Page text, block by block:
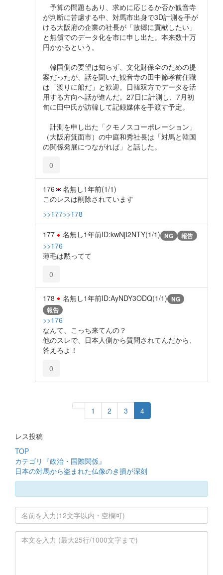
予算の問題もあり、求めに応じるか否か観音寺
が判断に苦慮する中、対馬市出身で3D計測を手が
ける大阪府の企業の社長が「故郷に貢献したい」
と無償でのデータ化を市に申し出た。本来数十万
円かかるという。
韓国側の要望は知らず、文化財保全のための提
案だったが、話を聞いた観音寺の田中節孝前住職
は「渡りに船だ」と歓迎。日韓双方でデータを活
用する方向へ話が進んだ。27日に計測し、7月初
旬に田中氏が訪韓して記録媒体を手渡す予定。
計測を申し出た「クモノスコーポレーション」
（大阪府箕面市）の中庭和秀社長は「対馬と韓国
の関係発展につながれば」と話した。
0
176 名無し1年前(1/1)
このレスは削除されています
>>177>>178
177 名無し1年前ID:kwNjI2NTY(1/1) NG 報告
>>176
薄毛は黙ってて
0
178 名無し1年前ID:AyNDY3ODQ(1/1) NG
報告
>>176
なんて、こっち来てんの？
他のスレで、日本人側から質問されてんだから、
答えろよ！
0
1 2 3 4
レス投稿
TOP
カテゴリ『政治・国際関係』
日本の対馬から盗まれた仏像のき損が深刻